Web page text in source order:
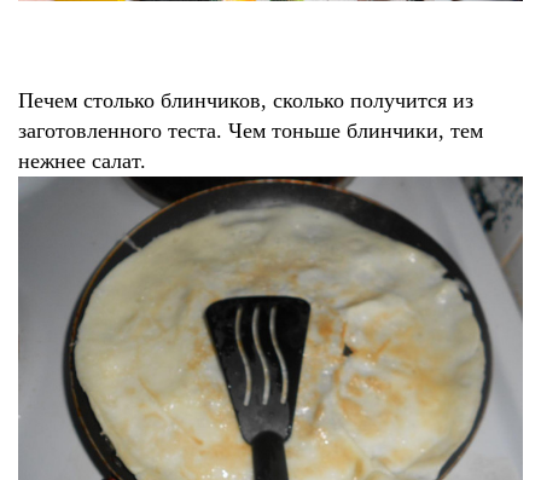
Печем столько блинчиков, сколько получится из
заготовленного теста. Чем тоньше блинчики, тем
нежнее салат.